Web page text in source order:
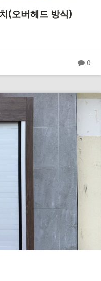
(오버헤드 방식)
0